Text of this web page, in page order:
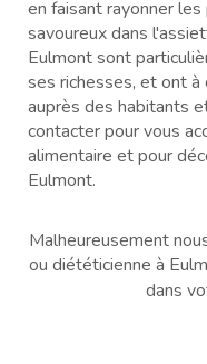
en faisant rayonner
savoureux dans
Eulmont sont
ses richesses, et ont
auprès des habitants
contacter pour vous
alimentaire et pour
Eulmont.
Malheureusement
ou diététicienne à
dans